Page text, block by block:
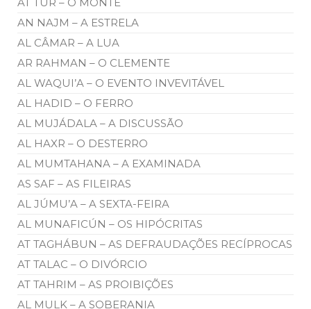
AN NAJM – A ESTRELA
AL CÂMAR – A LUA
AR RAHMAN – O CLEMENTE
AL WAQUI’A – O EVENTO INVEVITÁVEL
AL HADID – O FERRO
AL MUJÁDALA – A DISCUSSÃO
AL HAXR – O DESTERRO
AL MUMTAHANA – A EXAMINADA
AS SAF – AS FILEIRAS
AL JÚMU’A – A SEXTA-FEIRA
AL MUNAFICÚN – OS HIPÓCRITAS
AT TAGHÁBUN – AS DEFRAUDAÇÕES RECÍPROCAS
AT TALAC – O DIVÓRCIO
AT TAHRIM – AS PROIBIÇÕES
AL MULK – A SOBERANIA